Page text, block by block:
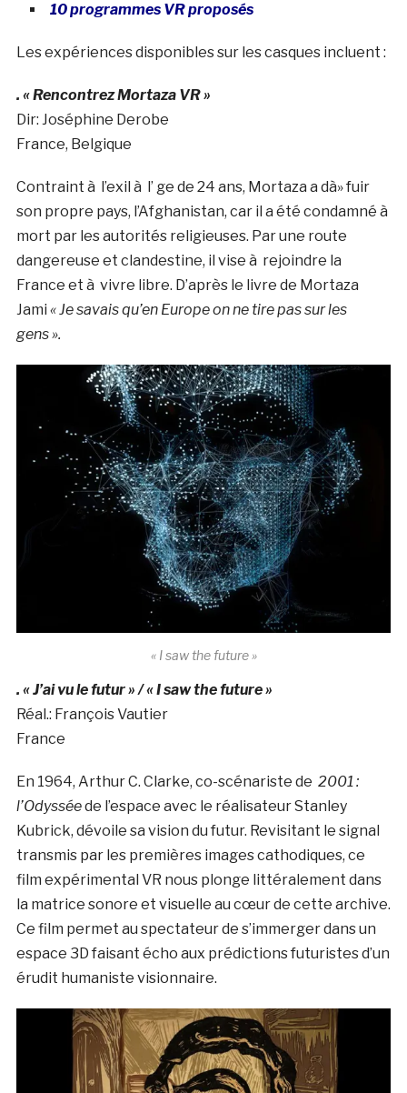
10 programmes VR proposés
Les expériences disponibles sur les casques incluent :
. « Rencontrez Mortaza VR »
Dir: Joséphine Derobe
France, Belgique
Contraint à l’exil à l’ ge de 24 ans, Mortaza a dà» fuir
son propre pays, l’Afghanistan, car il a été condamné à
mort par les autorités religieuses. Par une route
dangereuse et clandestine, il vise à rejoindre la
France et à vivre libre. D’après le livre de Mortaza
Jami « Je savais qu’en Europe on ne tire pas sur les
gens ».
« I saw the future »
. « J’ai vu le futur » / « I saw the future »
Réal.: François Vautier
France
En 1964, Arthur C. Clarke, co-scénariste de 2001 :
l’Odysséede l’espace avec le réalisateur Stanley
Kubrick, dévoile sa vision du futur. Revisitant le signal
transmis par les premières images cathodiques, ce
film expérimental VR nous plonge littéralement dans
la matrice sonore et visuelle au cœur de cette archive.
Ce film permet au spectateur de s’immerger dans un
espace 3D faisant écho aux prédictions futuristes d’un
érudit humaniste visionnaire.